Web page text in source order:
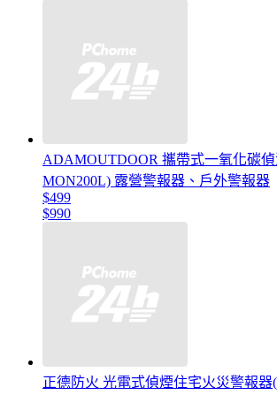
ADAMOUTDOOR 攜帶式一氧化碳
MON200L) 露營警報器、戶外警報器
$499
$990
正德防火 光電式偵煙住宅火災警報